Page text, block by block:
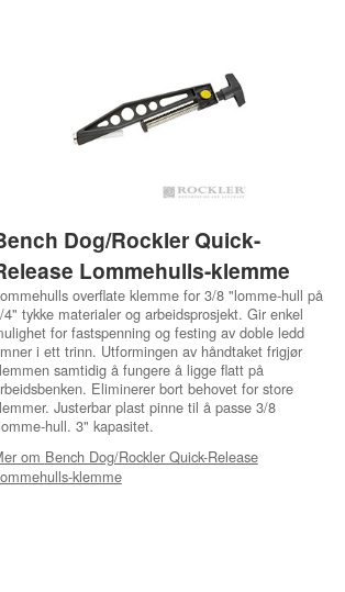
Dog/Rockler Quick-
Lommehulls-klemme
overflate klemme for 3/8 "lomme-hull på
4" tykke materialer og arbeidsprosjekt. Gir enkel
for fastspenning og festing av doble ledd
i ett trinn. Utformingen av håndtaket frigjør
samtidig å fungere å ligge flatt på
Eliminerer bort behovet for store
Justerbar plast pinne til å passe 3/8
hull. 3" kapasitet.
om Bench Dog/Rockler Quick-Release
klemme